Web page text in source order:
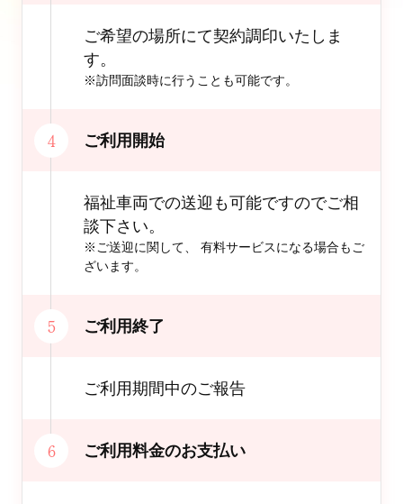
ご希望の場所にて契約調印いたしま
す。
※訪問面談時に行うことも可能です。
ご利用開始
福祉車両での送迎も可能ですのでご相
談下さい。
※ご送迎に関して、 有料サービスになる場合もご
ざいます。
ご利用終了
ご利用期間中のご報告
ご利用料金のお支払い